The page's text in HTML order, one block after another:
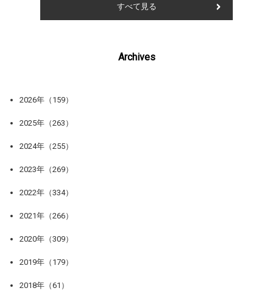
すべて見る
Archives
2026年（159）
2025年（263）
2024年（255）
2023年（269）
2022年（334）
2021年（266）
2020年（309）
2019年（179）
2018年（61）